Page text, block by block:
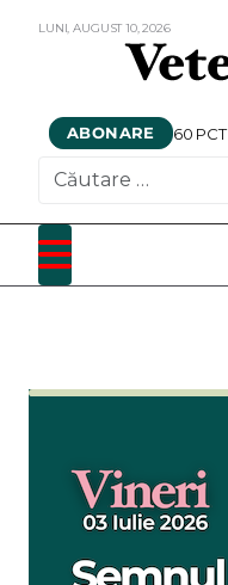
LUNI,AUGUST10,2026
ABONARE 60 PCT